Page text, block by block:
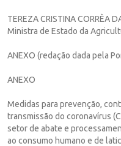
TEREZA CRISTINA CORRÊA
Ministra de Estado da
ANEXO (redação dada pela
ANEXO
Medidas para prevenção,
transmissão do coronavírus
setor de abate e
ao consumo humano e de